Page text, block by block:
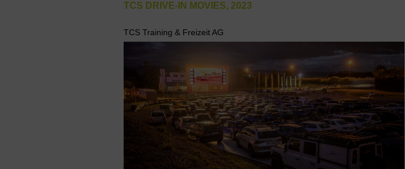
TCS DRIVE-IN MOVIES, 2023
TCS Training & Freizeit AG